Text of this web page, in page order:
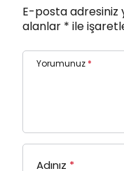
E-posta adresiniz
alanlar * ile
Yorumunuz *
Adınız *